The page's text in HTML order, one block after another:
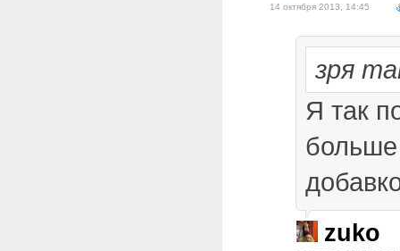
14 октября 2013, 14:45
зря
Я так
zuko